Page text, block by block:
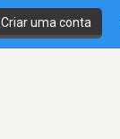
Criar uma conta